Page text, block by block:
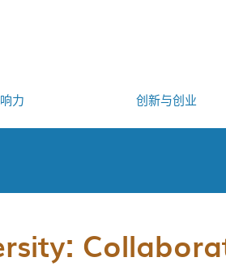
力 创新与创业